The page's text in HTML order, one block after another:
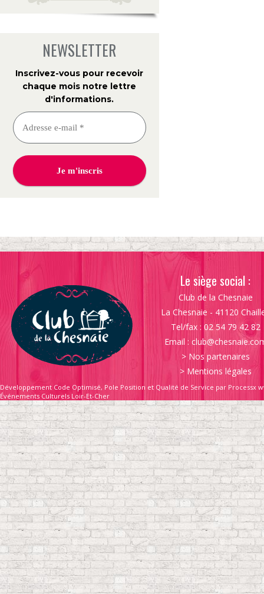
NEWSLETTER
Inscrivez-vous pour recevoir
chaque mois notre lettre
d'informations.
Le siège social :
Club de la Chesnaie
La Chesnaie - 41120
Tel/fax : 02 54 79 42 82
Email :
> Nos partenaires
> Mentions légales
Développement Code Optimisé, Pole Position et Qualité de Service par Processx
Événements Culturels Loir-Et-Cher